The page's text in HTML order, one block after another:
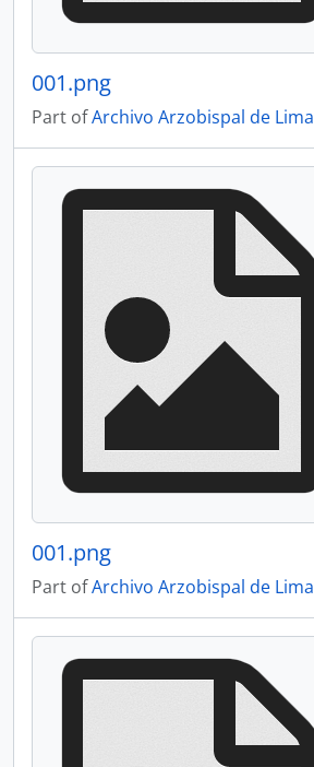
001.png
Part ofArchivo Arzobispal de Lima
001.png
Part ofArchivo Arzobispal de Lima